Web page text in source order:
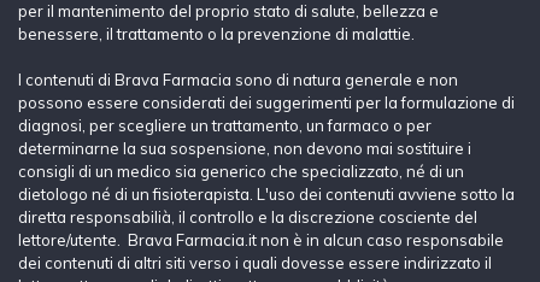
per il mantenimento del proprio stato di salute, bellezza e
benessere, il trattamento o la prevenzione di malattie.
I contenuti di Brava Farmacia sono di natura generale e non
possono essere considerati dei suggerimenti per la formulazione di
diagnosi, per scegliere un trattamento, un farmaco o per
determinarne la sua sospensione, non devono mai sostituire i
consigli di un medico sia generico che specializzato, né di un
dietologo né di un fisioterapista. L'uso dei contenuti avviene sotto la
diretta responsabilià, il controllo e la discrezione cosciente del
lettore/utente. Brava Farmacia.it non è in alcun caso responsabile
dei contenuti di altri siti verso i quali dovesse essere indirizzato il